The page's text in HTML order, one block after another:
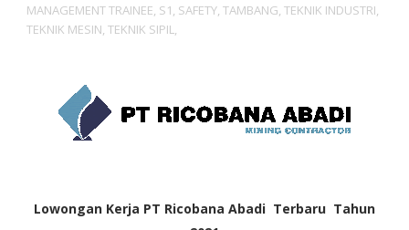
MANAGEMENT TRAINEE, S1, SAFETY, TAMBANG, TEKNIK INDUSTRI,
TEKNIK MESIN, TEKNIK SIPIL,
Lowongan Kerja PT Ricobana Abadi Terbaru Tahun